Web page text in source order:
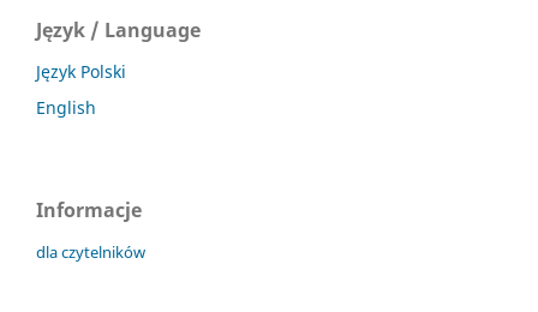
Język / Language
Język Polski
English
Informacje
dla czytelników